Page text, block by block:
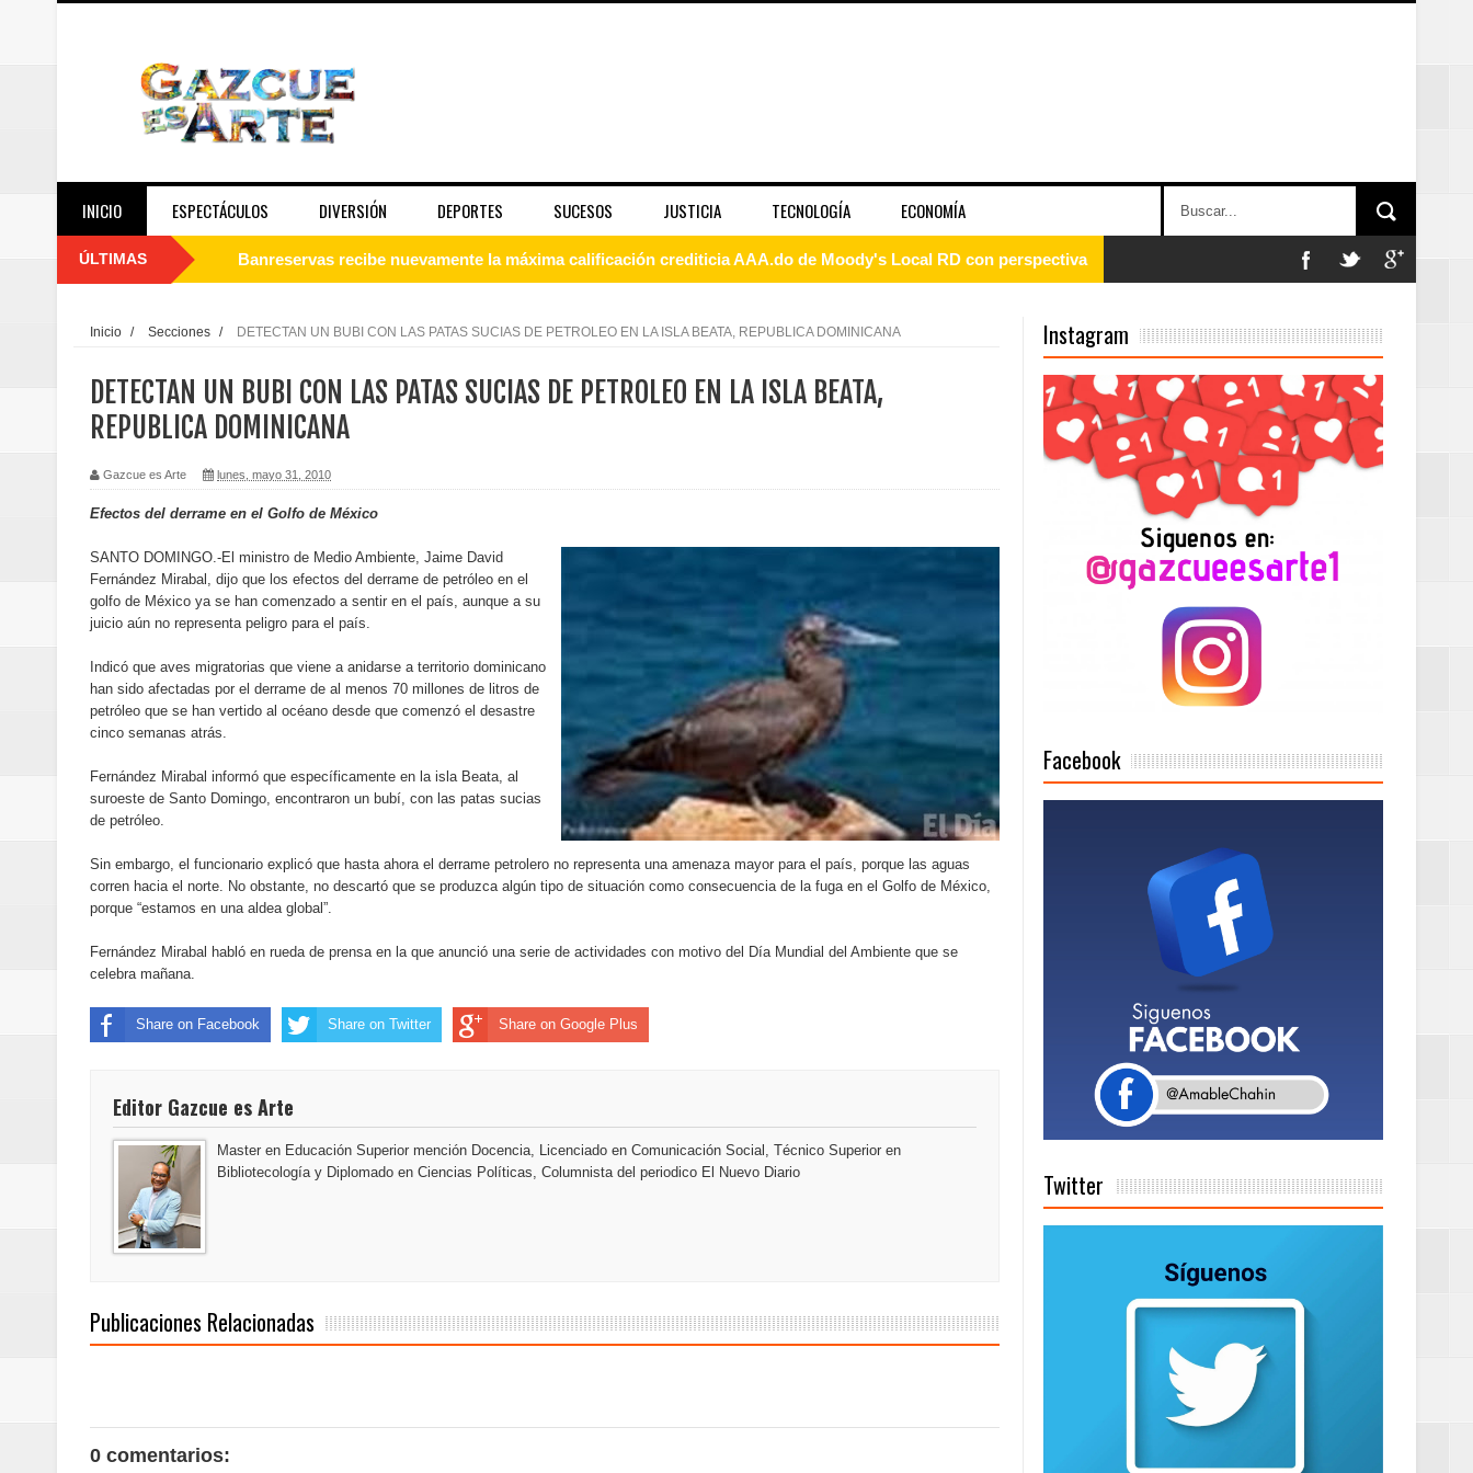
INICIO ESPECTÁCULOS DIVERSIÓN DEPORTES SUCESOS JUSTICIA TECNOLOGÍA ECONOMÍA
ÚLTIMAS Juan Luis Guerra se acompaña del coro “Más que Vencedores” y nos regala el “Canto a la Patria” en la clausura
Embajada dominicana en Francia y Banreservas lanzan convocatoria para residencias artísticas en París
Pavel Núñez y su Bipolarband deslumbran con una noche de fusiones e invitados de lujo en el Hard Rock Café
Banreservas y Banco Popular abordan retos y oportunidades del sistema financiero nacional
“Los Rechazados 2” llega a los cines impulsada por la franquicia dominicana más taquillera del 2025
Designan a Angelina Biviana Riveiro como vicepresidenta ejecutiva de Fiduciaria Reservas
Humano Seguros inaugura nueva localidad de Oficina Regional Este en La Romana
Banreservas destina RD$5,000 millones para emprendedoras en la segunda edición del Summit Mujer Pymes
Sexappeal celebra 25 años de trayectoria artística con nuevo álbum, renovación de su equipo y conciertos
conmemorativos
Domingo
Doctor Leonardo Aguilera afirma que Banreservas seguirá impulsando la seguridad alimentaria tras salida de RD
Banreservas y sus filiales realizan en Santiago el segundo Foro del Ahorro y la Inversión “Reserva tu Capital”
Banreservas inaugura oficina en el Centro de Retención de Vehículos de Pedro Brand
SEPROI obtiene certificación ISO 37001 y se convierte en la primera empresa del sector con Sistema de Gestión
La Orquesta Sinfónica Nacional y el Coro Nacional Dominicano pondrán su sello a la Ceremonia Centenaria bajo
Inicio / Secciones / DETECTAN UN BUBI CON LAS PATAS SUCIAS DE PETROLEO EN LA ISLA BEATA, REPUBLICA DOMINICANA
DETECTAN UN BUBI CON LAS PATAS SUCIAS DE PETROLEO EN LA ISLA BEATA,
REPUBLICA DOMINICANA
Gazcue es Arte lunes, mayo 31, 2010
Efectos del derrame en el Golfo de México
SANTO DOMINGO.-El ministro de Medio Ambiente, Jaime David
Fernández Mirabal, dijo que los efectos del derrame de petróleo en el
golfo de México ya se han comenzado a sentir en el país, aunque a su
juicio aún no representa peligro para el país.
Indicó que aves migratorias que viene a anidarse a territorio dominicano
han sido afectadas por el derrame de al menos 70 millones de litros de
petróleo que se han vertido al océano desde que comenzó el desastre
cinco semanas atrás.
Fernández Mirabal informó que específicamente en la isla Beata, al
suroeste de Santo Domingo, encontraron un bubí, con las patas sucias
de petróleo.
Sin embargo, el funcionario explicó que hasta ahora el derrame petrolero no representa una amenaza mayor para el país, porque las aguas
corren hacia el norte. No obstante, no descartó que se produzca algún tipo de situación como consecuencia de la fuga en el Golfo de México,
porque “estamos en una aldea global”.
Fernández Mirabal habló en rueda de prensa en la que anunció una serie de actividades con motivo del Día Mundial del Ambiente que se
celebra mañana.
Share on Facebook Share on Twitter Share on Google Plus
Editor Gazcue es Arte
Master en Educación Superior mención Docencia, Licenciado en Comunicación Social, Técnico Superior en
Bibliotecología y Diplomado en Ciencias Políticas, Columnista del periodico El Nuevo Diario
Publicaciones Relacionadas
0 comentarios:
Instagram
Facebook
Twitter